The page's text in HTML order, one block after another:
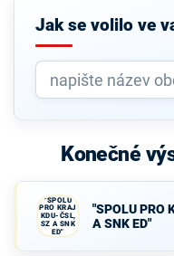
Jak se volilo ve
Konečné
"SPOLU
PRO KRAJ
KDU-ČSL,
SZ A SNK
ED"
"SPOLU PRO
A SNK ED"